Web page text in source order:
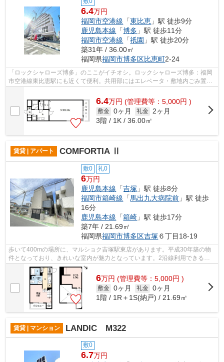
6.4万円
福岡市空港線 「東比恵 」駅 徒歩9分
鹿児島本線 「博多 」駅 徒歩11分
福岡市空港線 「祇園 」駅 徒歩20分
築31年 / 36.00㎡
福岡県福岡市博多区比恵町2-24
「ロックシャローズ博多」のここがイチオシ。ロックシャローズ博多：福岡
市空港線東比恵駅にも近くて便利。共用部にはエレベータ・敷地内ごみ置き
場など様々な設備やサービスが揃って...
6.4万円 (管理費等：5,000円 )
敷金 0ヶ月 礼金 2ヶ月
3階 / 1K / 36.00㎡
賃貸 | アパート COMFORTIA Ⅱ
敷0 礼0
6万円
鹿児島本線 「吉塚 」駅 徒歩8分
福岡市箱崎線 「馬出九大病院前 」駅 徒歩
16分
鹿児島本線 「箱崎 」駅 徒歩17分
築7年 / 21.69㎡
福岡県福岡市博多区吉塚 ６丁目18-19
歩いて400mの場所に、マルショク吉塚駅東店があります。平成30年築の物
件となっており、きれいな室内が魅力となっています。2沿線利用できる駅
が近くにある、利便性の高い物件です。一...
6万円 (管理費等：5,000円 )
敷金 0ヶ月 礼金 0ヶ月
1階 / 1R＋1S(納戸) / 21.69㎡
賃貸 | マンション LANDIC M322
敷0
6.7万円